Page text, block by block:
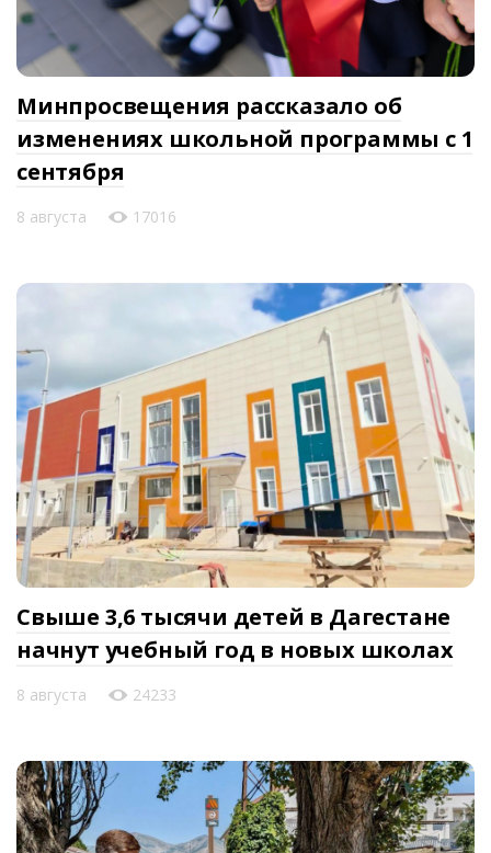
Минпросвещения рассказало об
изменениях школьной программы с 1
сентября
8 августа 17016
Свыше 3,6 тысячи детей в Дагестане
начнут учебный год в новых школах
8 августа 24233